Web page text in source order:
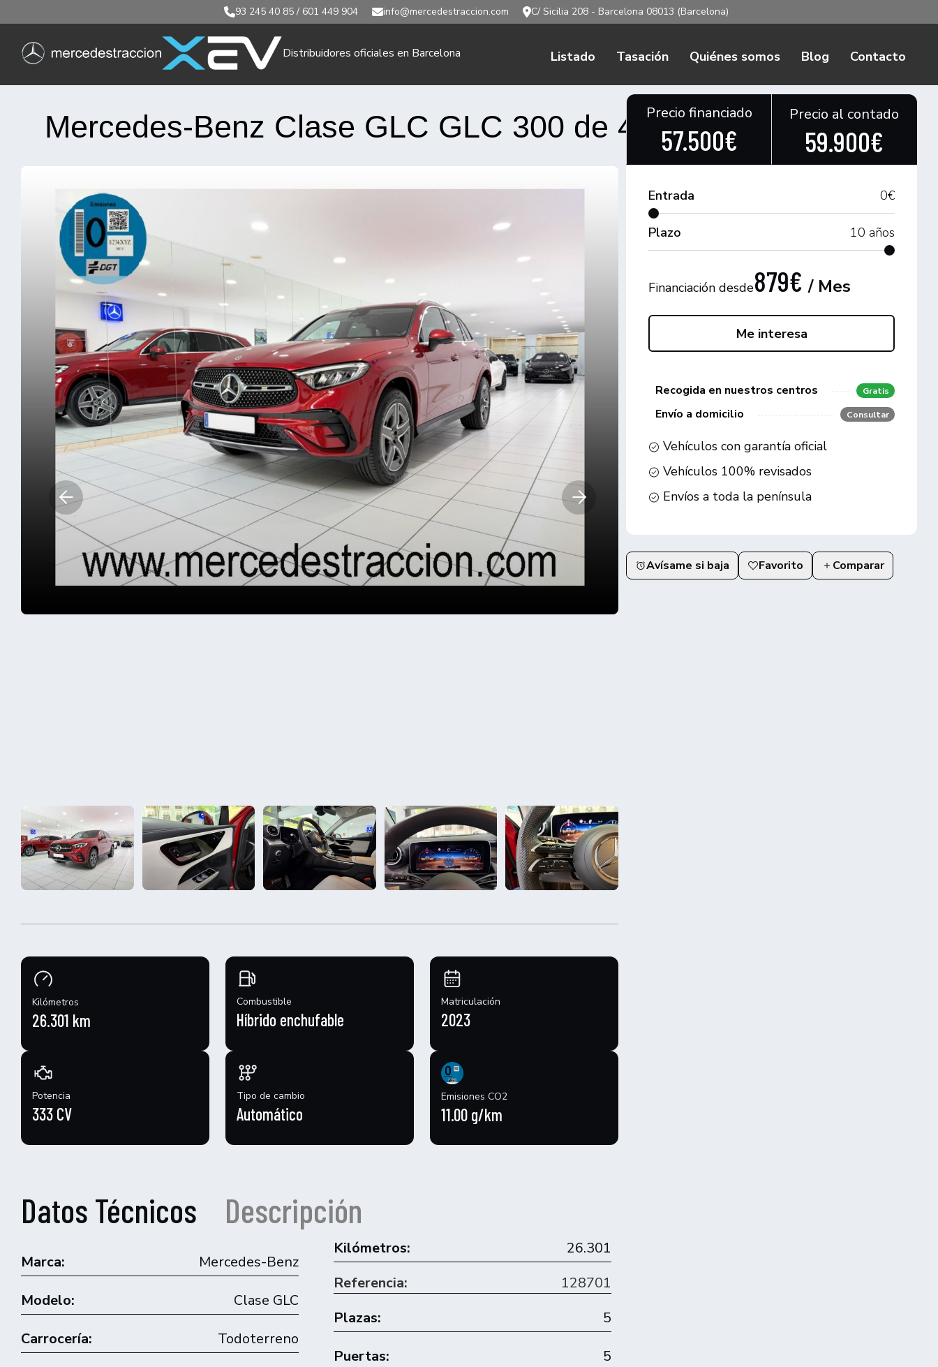
93 245 40 85/ 601 449 904 info@mercedestraccion.com C/ Sicilia 208 - Barcelona 08013 (Barcelona)
Distribuidores oficiales en Barcelona Listado Tasación Quiénes somos Blog Contacto
Mercedes-Benz Clase GLC GLC 300 de 4MATIC
Kilómetros
26.301 km
Combustible
Híbrido enchufable
Matriculación
2023
Potencia
333 CV
Tipo de cambio
Automático
Emisiones CO2
11.00 g/km
Precio financiado
57.500€
Precio al contado
59.900€
Entrada 0€
Plazo 10 años
Financiación desde879€/ Mes
Me interesa
Recogida en nuestros centros Gratis
Envío a domicilio Consultar
Vehículos con garantía oficial
Vehículos 100% revisados
Envíos a toda la península
Avísame si baja Favorito Comparar
Datos Técnicos Descripción
Marca: Mercedes-Benz
Modelo: Clase GLC
Carrocería: Todoterreno
Kilómetros:
26.301
Referencia:
128701
Plazas:
5
Puertas: 5